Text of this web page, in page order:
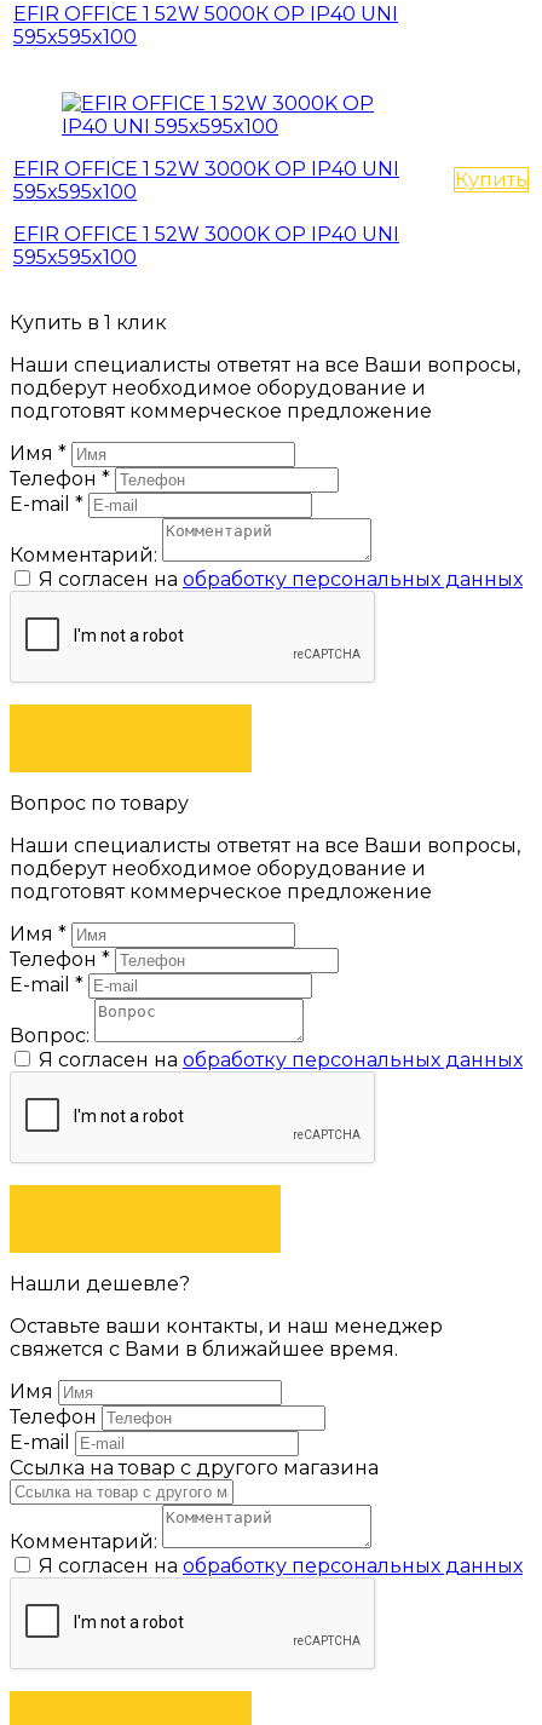
EFIR OFFICE 1 52W 5000К OP IP40 UNI
595x595x100
EFIR OFFICE 1 52W 3000K OP IP40 UNI
595x595x100
EFIR OFFICE 1 52W 3000K OP IP40 UNI
595x595x100
Купить
Купить в 1 клик
Наши специалисты ответят на все Ваши вопросы,
подберут необходимое оборудование и
подготовят коммерческое предложение
Имя *
Телефон *
E-mail *
Комментарий:
Я согласен на обработку персональных данных
Вопрос по товару
Наши специалисты ответят на все Ваши вопросы,
подберут необходимое оборудование и
подготовят коммерческое предложение
Имя *
Телефон *
E-mail *
Вопрос:
Я согласен на обработку персональных данных
Нашли дешевле?
Оставьте ваши контакты, и наш менеджер
свяжется с Вами в ближайшее время.
Имя
Телефон
E-mail
Ссылка на товар с другого магазина
Комментарий:
Я согласен на обработку персональных данных